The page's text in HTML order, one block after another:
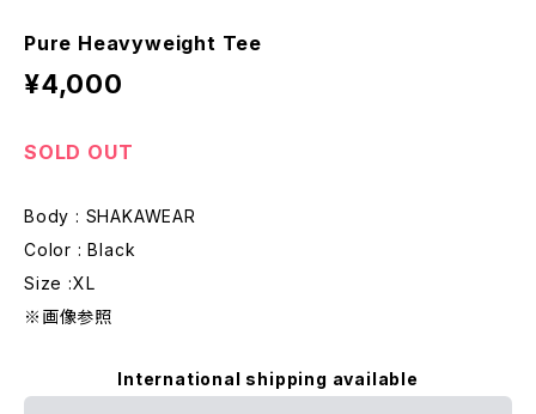
Pure Heavyweight Tee
¥4,000
SOLD OUT
Body : SHAKAWEAR
Color : Black
Size :XL
※画像参照
International shipping available